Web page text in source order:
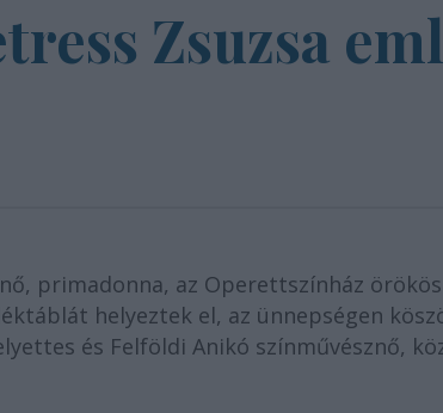
Zsuzsa
primadonna, az Operettszínház
helyeztek el, az ünnepségen
és Felföldi Anikó színművésznő,